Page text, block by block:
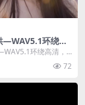
—WAV5.1环绕高
环绕高清，
一份！ 下载地址：
72